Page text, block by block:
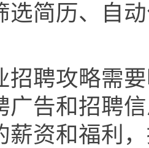
选简历、自
招聘攻略需
广告和招聘
薪资和福利